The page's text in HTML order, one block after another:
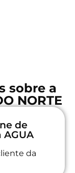
sobre a
NORTE
de
da